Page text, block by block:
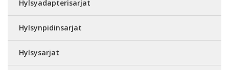
Hylsyadapterisarjat
Hylsynpidinsarjat
Hylsysarjat